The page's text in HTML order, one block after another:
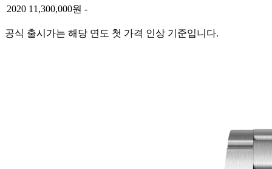
2020 11,300,000원 -
공식 출시가는 해당 연도 첫 가격 인상 기준입니다.